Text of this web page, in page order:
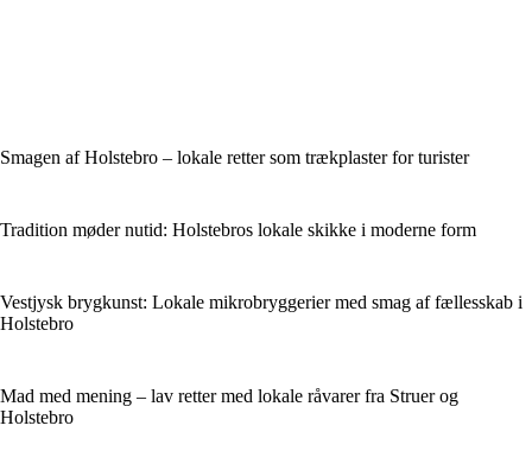
Smagen af Holstebro – lokale retter som trækplaster for turister
Tradition møder nutid: Holstebros lokale skikke i moderne form
Vestjysk brygkunst: Lokale mikrobryggerier med smag af fællesskab i
Holstebro
Mad med mening – lav retter med lokale råvarer fra Struer og
Holstebro